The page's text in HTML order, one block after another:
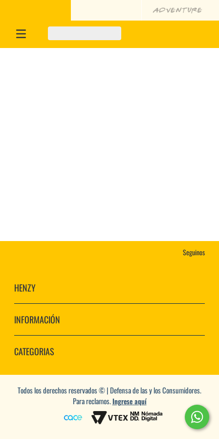
Seguinos
HENZY
INFORMACIÓN
CATEGORIAS
Todos los derechos reservados © | Defensa de las y los Consumidores.
Para reclamos.Ingrese aquí